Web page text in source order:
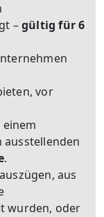
–gültig für 6
vor
ausstellenden
.
aus
wurden, oder